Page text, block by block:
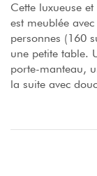
Cette luxueuse
est meublée
personnes (160
une petite table.
porte-manteau,
la suite avec